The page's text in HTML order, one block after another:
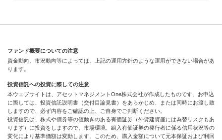
ファンド概要についての注意
資金動向、市況動向等によっては、上記の運用方針のような運用ができない場合があ
ります。
投資信託への投資に際しての注意
本ウェブサイトは、アセットマネジメントOne株式会社が作成したものです。お申込
に際しては、投資信託説明書（交付目論見書）をあらかじめ、または同時にお渡し致
しますので、必ず内容をご確認の上、ご自身でご判断ください。
投資信託は、株式や債券等の値動きのある有価証券（外貨建資産には為替リスクもあ
ります）に投資をしますので、市場環境、組入有価証券の発行者に係る信用状況等の
変化により基準価額は変動します。このため、購入金額について元本保証および利回